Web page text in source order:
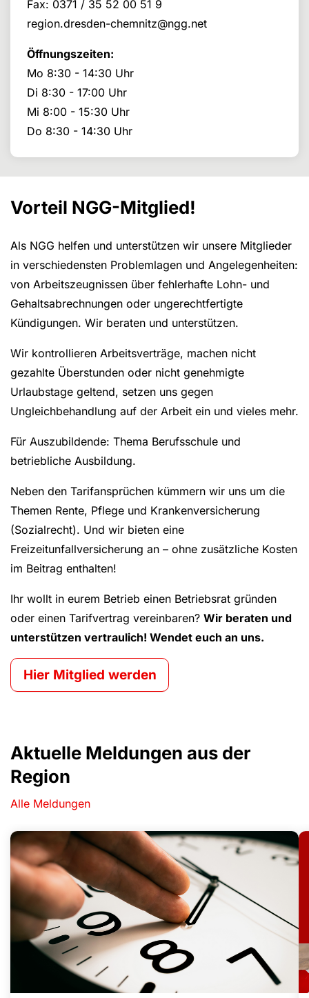
Fax: 0371 / 35 52 00 51 9
region.dresden-chemnitz@ngg.net
Öffnungszeiten:
Mo 8:30 - 14:30 Uhr
Di 8:30 - 17:00 Uhr
Mi 8:00 - 15:30 Uhr
Do 8:30 - 14:30 Uhr
Vorteil NGG-Mitglied!
Als NGG helfen und unterstützen wir unsere Mitglieder
in verschiedensten Problemlagen und Angelegenheiten:
von Arbeitszeugnissen über fehlerhafte Lohn- und
Gehaltsabrechnungen oder ungerechtfertigte
Kündigungen. Wir beraten und unterstützen.
Wir kontrollieren Arbeitsverträge, machen nicht
gezahlte Überstunden oder nicht genehmigte
Urlaubstage geltend, setzen uns gegen
Ungleichbehandlung auf der Arbeit ein und vieles mehr.
Für Auszubildende: Thema Berufsschule und
betriebliche Ausbildung.
Neben den Tarifansprüchen kümmern wir uns um die
Themen Rente, Pflege und Krankenversicherung
(Sozialrecht). Und wir bieten eine
Freizeitunfallversicherung an – ohne zusätzliche Kosten
im Beitrag enthalten!
Ihr wollt in eurem Betrieb einen Betriebsrat gründen
oder einen Tarifvertrag vereinbaren? Wir beraten und
unterstützen vertraulich! Wendet euch an uns.
Hier Mitglied werden
Aktuelle Meldungen aus der
Region
Alle Meldungen